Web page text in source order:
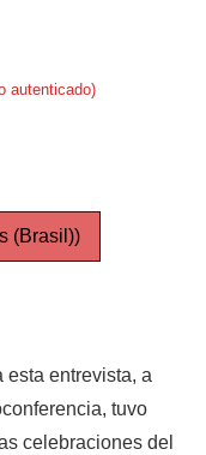
autenticado)
(Brasil))
esta entrevista, a
tuvo
celebraciones del